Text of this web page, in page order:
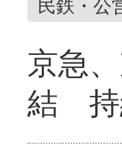
民鉄・公
京急
結 持